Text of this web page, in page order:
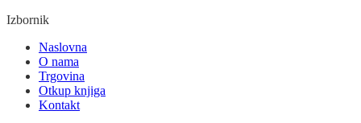
Izbornik
Naslovna
O nama
Trgovina
Otkup knjiga
Kontakt